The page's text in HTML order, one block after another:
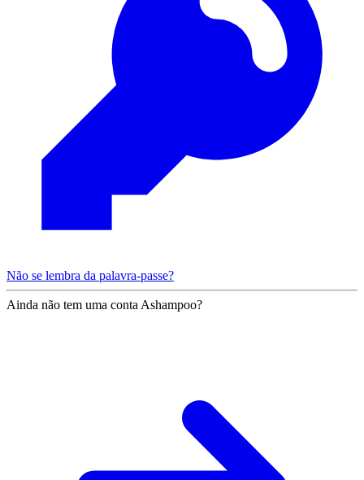
Não se lembra da palavra-passe?
Ainda não tem uma conta Ashampoo?